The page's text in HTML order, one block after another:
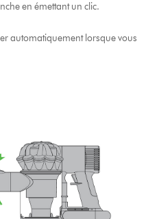
en émettant un clic.
automatiquement lorsque vous